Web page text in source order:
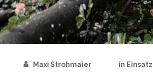
Maxi Strohmaier in Einsatz